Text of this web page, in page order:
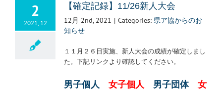
2
2021, 12
【確定記録】11/26新人大会
12月 2nd, 2021 | Categories: 県ア協からのお
知らせ
１１月２６日実施、新人大会の成績が確定しまし
た。下記リンクより確認してください。
男子個人 女子個人 男子団体
女